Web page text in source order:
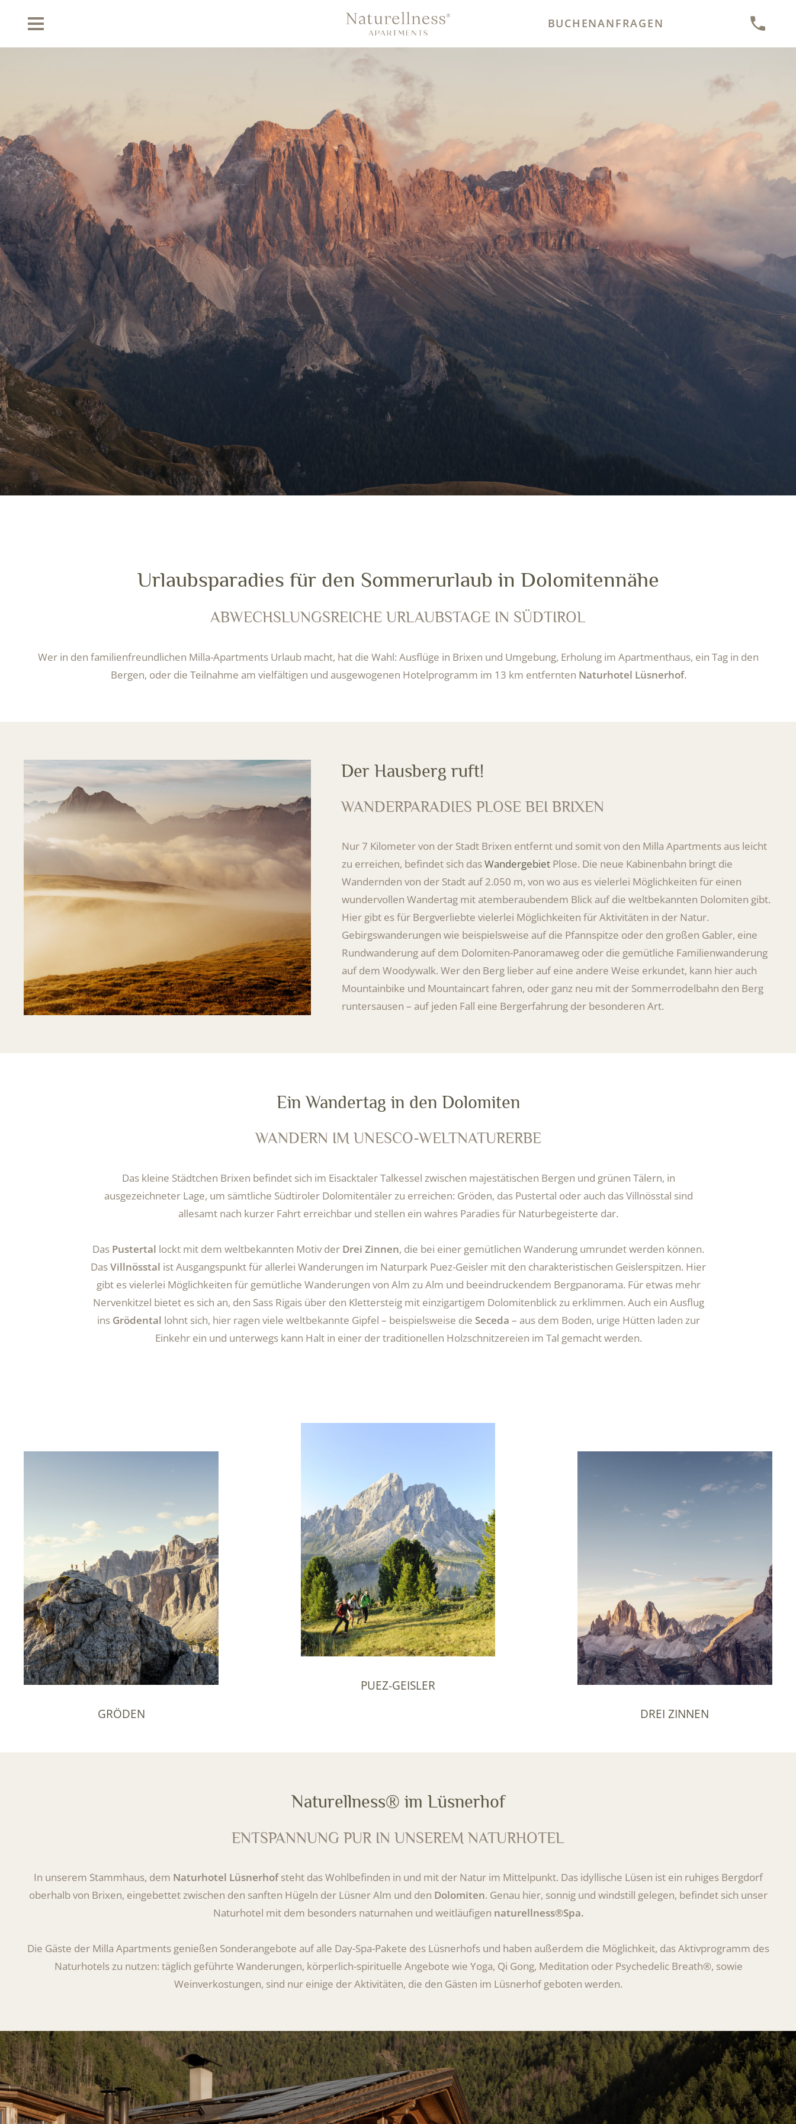
BUCHENANFRAGEN
Sommerfreuden in den Alpen
Urlaubsparadies für den Sommerurlaub in Dolomitennähe
ABWECHSLUNGSREICHE URLAUBSTAGE IN SÜDTIROL
Wer in den familienfreundlichen Milla-Apartments Urlaub macht, hat die Wahl: Ausflüge in Brixen und Umgebung, Erholung im Apartmenthaus, ein Tag in den
Bergen, oder die Teilnahme am vielfältigen und ausgewogenen Hotelprogramm im 13 km entfernten Naturhotel Lüsnerhof.
Der Hausberg ruft!
WANDERPARADIES PLOSE BEI BRIXEN
Nur 7 Kilometer von der Stadt Brixen entfernt und somit von den Milla Apartments aus leicht
zu erreichen, befindet sich dasWandergebietPlose. Die neue Kabinenbahn bringt die
Wandernden von der Stadt auf 2.050 m, von wo aus es vielerlei Möglichkeiten für einen
wundervollen Wandertag mit atemberaubendem Blick auf die weltbekannten Dolomiten gibt.
Hier gibt es für Bergverliebte vielerlei Möglichkeiten für Aktivitäten in der Natur.
Gebirgswanderungen wie beispielsweise auf die Pfannspitze oder den großen Gabler, eine
Rundwanderung auf dem Dolomiten-Panoramaweg oder die gemütliche Familienwanderung
auf dem Woodywalk. Wer den Berg lieber auf eine andere Weise erkundet, kann hier auch
Mountainbike und Mountaincart fahren, oder ganz neu mit der Sommerrodelbahn den Berg
runtersausen – auf jeden Fall eine Bergerfahrung der besonderen Art.
Ein Wandertag in den Dolomiten
WANDERN IM UNESCO-WELTNATURERBE
Das kleine Städtchen Brixen befindet sich im Eisacktaler Talkessel zwischen majestätischen Bergen und grünen Tälern, in
ausgezeichneter Lage, um sämtliche Südtiroler Dolomitentäler zu erreichen: Gröden, das Pustertal oder auch das Villnösstal sind
allesamt nach kurzer Fahrt erreichbar und stellen ein wahres Paradies für Naturbegeisterte dar.
Das Pustertal lockt mit dem weltbekannten Motiv der Drei Zinnen, die bei einer gemütlichen Wanderung umrundet werden können.
DasVillnösstal ist Ausgangspunkt für allerlei Wanderungen im Naturpark Puez-Geisler mit den charakteristischen Geislerspitzen. Hier
gibt es vielerlei Möglichkeiten für gemütliche Wanderungen von Alm zu Alm und beeindruckendem Bergpanorama. Für etwas mehr
Nervenkitzel bietet es sich an, den Sass Rigais über den Klettersteig mit einzigartigem Dolomitenblick zu erklimmen. Auch ein Ausflug
ins Grödental lohnt sich, hier ragen viele weltbekannte Gipfel – beispielsweise die Seceda – aus dem Boden, urige Hütten laden zur
Einkehr ein und unterwegs kann Halt in einer der traditionellen Holzschnitzereien im Tal gemacht werden.
GRÖDEN
PUEZ-GEISLER
DREI ZINNEN
Naturellness® im Lüsnerhof
ENTSPANNUNG PUR IN UNSEREM NATURHOTEL
In unserem Stammhaus, dem Naturhotel Lüsnerhofsteht das Wohlbefinden in und mit der Natur im Mittelpunkt. Das idyllische Lüsen ist ein ruhiges Bergdorf
oberhalb von Brixen, eingebettet zwischen den sanften Hügeln der Lüsner Alm und den Dolomiten. Genau hier, sonnig und windstill gelegen, befindet sich unser
Naturhotel mit dem besonders naturnahen und weitläufigen naturellness®Spa.
Die Gäste der Milla Apartments genießen Sonderangebote auf alle Day-Spa-Pakete des Lüsnerhofs und haben außerdem die Möglichkeit, das Aktivprogramm des
Naturhotels zu nutzen: täglich geführte Wanderungen, körperlich-spirituelle Angebote wie Yoga, Qi Gong, Meditation oder Psychedelic Breath®, sowie
Weinverkostungen, sind nur einige der Aktivitäten, die den Gästen im Lüsnerhof geboten werden.